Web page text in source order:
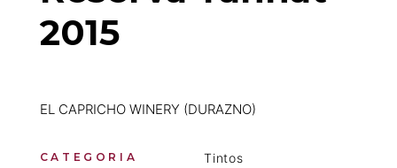
2015
EL CAPRICHO WINERY (DURAZNO)
CATEGORIA Tintos